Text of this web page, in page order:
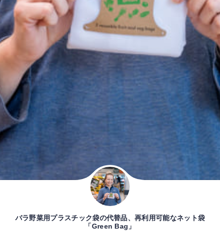
バラ野菜用プラスチック袋の代替品、再利用可能なネット袋
「Green Bag」